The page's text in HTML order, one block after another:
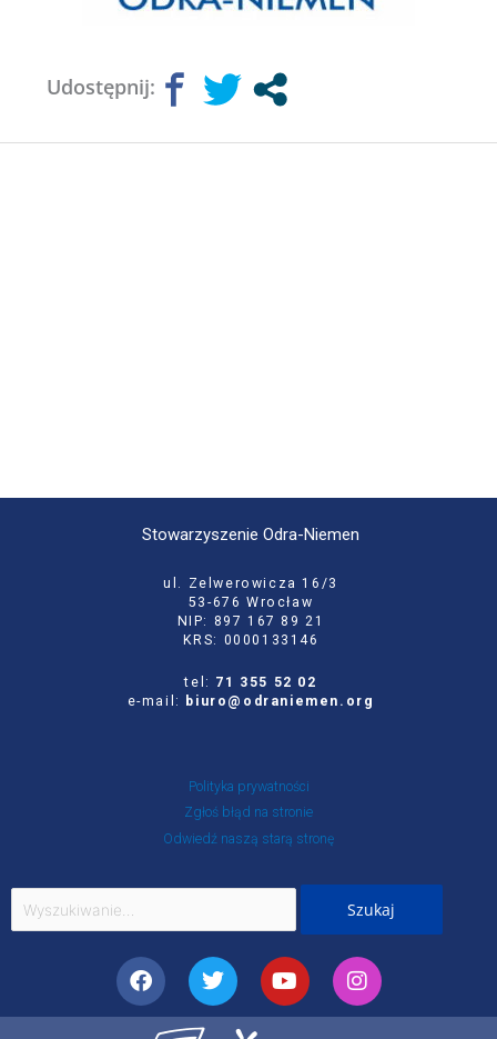
Udostępnij:
Stowarzyszenie Odra-Niemen
ul. Zelwerowicza 16/3
53-676 Wrocław
NIP: 897 167 89 21
KRS: 0000133146
tel: 71 355 52 02
e-mail:
biuro@odraniemen.org
Polityka prywatności
Zgłoś błąd na stronie
Odwiedź naszą starą stronę
Szukaj
dla:
FacebookTwitterYoutubeInstagram